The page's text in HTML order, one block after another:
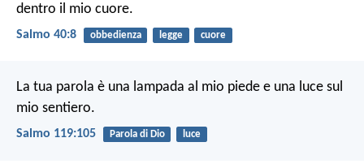
dentro il mio cuore.
Salmo 40:8 obbedienza legge cuore
La tua parola è una lampada al mio piede e una luce sul
mio sentiero.
Salmo 119:105 Parola di Dio luce